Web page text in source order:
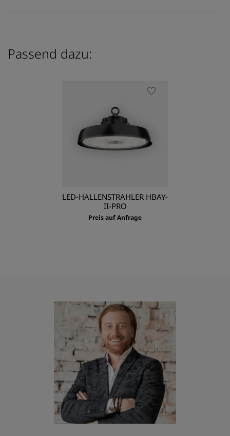
Passend dazu:
LED-HALLENSTRAHLER HBAY-
II-PRO
Preis auf Anfrage